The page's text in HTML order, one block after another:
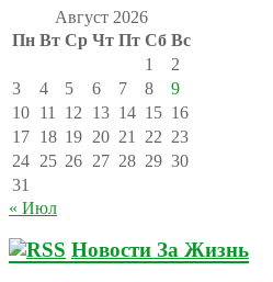
Август 2026
Пн Вт Ср Чт Пт Сб Вс
1
2
3
4 5 6 7 8
9
10 11 12 13 14 15 16
17 18 19 20 21 22 23
24 25 26 27 28 29 30
31
« Июл
Новости За Жизнь